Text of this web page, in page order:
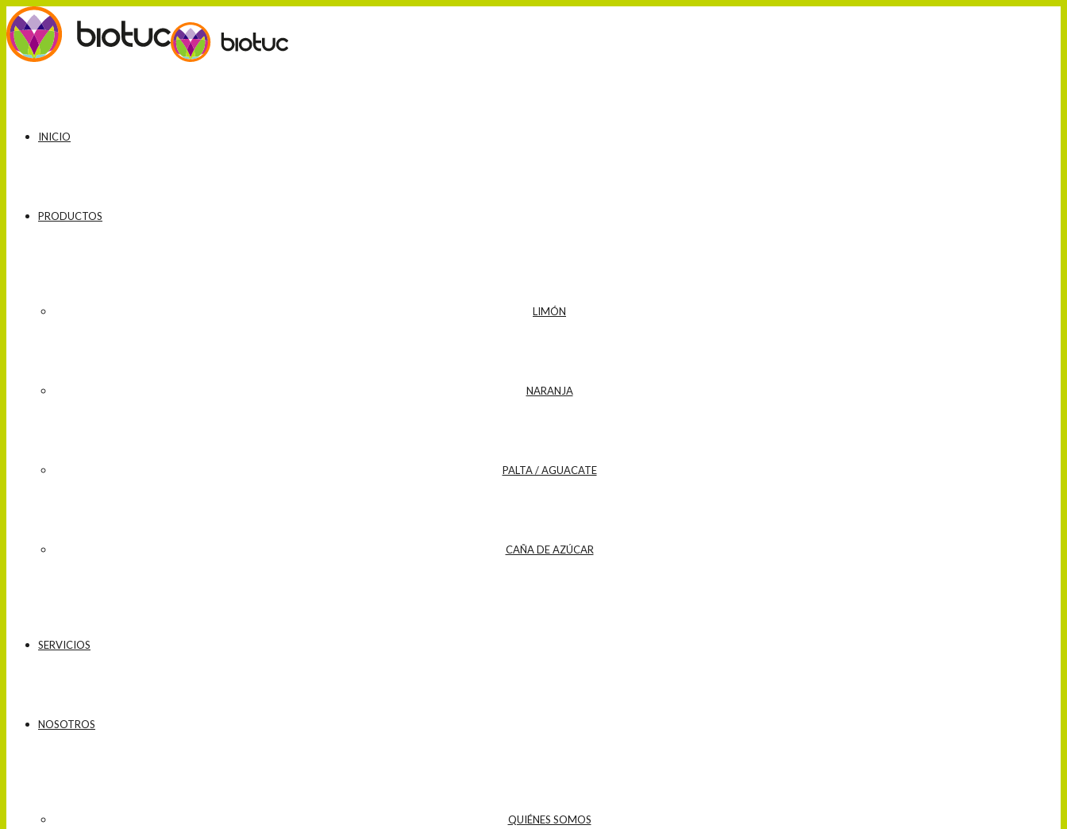
INICIO
PRODUCTOS
LIMÓN
NARANJA
PALTA / AGUACATE
CAÑA DE AZÚCAR
SERVICIOS
NOSOTROS
QUIÉNES SOMOS